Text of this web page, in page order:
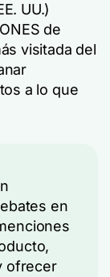
UU.)
de
visitada del
a lo que
en
ofrecer